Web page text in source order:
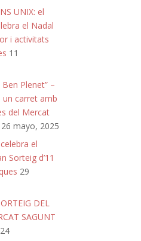
UNIX: el
el Nadal
i activitats
11
Plenet” –
un carret amb
del Mercat
26 mayo, 2025
el
Sorteig d’11
29
DEL
SAGUNT